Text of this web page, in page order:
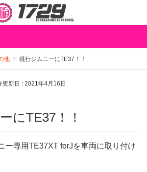
他 現行ジムニーにTE37！！
更新日 : 2021年4月16日
ーにTE37！！
ー専用TE37XT forJを車両に取り付け